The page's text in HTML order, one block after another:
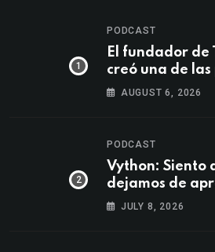
PODCAST
El fundador de
creó una de
influyentes del
AUGUST 6, 2026
PODCAST
Vython: Siento
dejamos de
música
JULY 8, 2026